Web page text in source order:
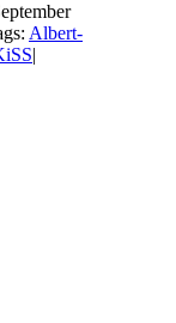
Albert-
|